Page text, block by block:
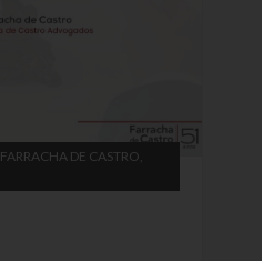
FARRACHA DE CASTRO,